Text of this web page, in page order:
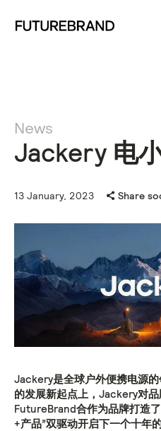
News
Jackery 电
13 January, 2023 Share
Jackery是全球户外便携电源
的发展新起点上，Jackery对
FutureBrand合作为品牌打造
+产品”双驱动开启下一个十年